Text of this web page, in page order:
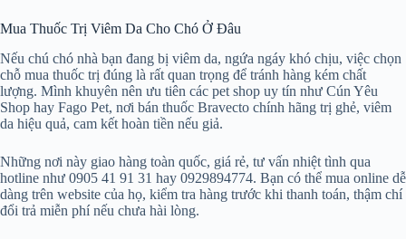
Mua Thuốc Trị Viêm Da Cho Chó Ở Đâu
Nếu chú chó nhà bạn đang bị viêm da, ngứa ngáy khó chịu, việc chọn
chỗ mua thuốc trị đúng là rất quan trọng để tránh hàng kém chất
lượng. Mình khuyên nên ưu tiên các pet shop uy tín như Cún Yêu
Shop hay Fago Pet, nơi bán thuốc Bravecto chính hãng trị ghẻ, viêm
da hiệu quả, cam kết hoàn tiền nếu giả.
Những nơi này giao hàng toàn quốc, giá rẻ, tư vấn nhiệt tình qua
hotline như 0905 41 91 31 hay 0929894774. Bạn có thể mua online dễ
dàng trên website của họ, kiểm tra hàng trước khi thanh toán, thậm chí
đổi trả miễn phí nếu chưa hài lòng.